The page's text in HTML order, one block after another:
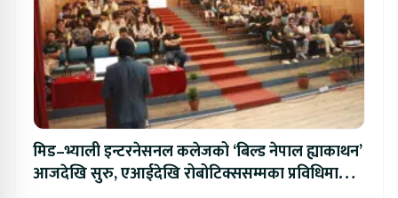
मिड–भ्याली इन्टरनेसनल कलेजको ‘बिल्ड नेपाल ह्याकाथन’
आजदेखि सुरु, एआईदेखि रोबोटिक्ससम्मका प्रविधिमा